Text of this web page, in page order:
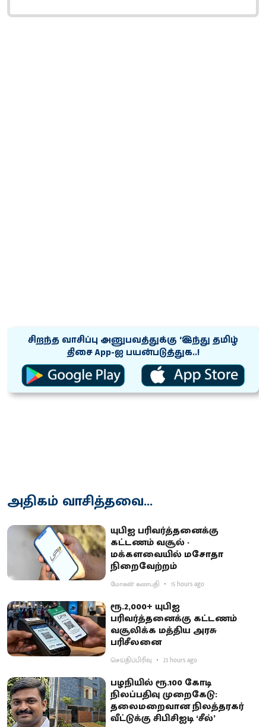
சிறந்த வாசிப்பு அனுபவத்துக்கு ‘இந்து தமிழ்
திசை App-ஐ பயன்படுத்துக..!
அதிகம் வாசித்தவை...
யுபிஐ பரிவர்த்தனைக்கு
கட்டணம் வசூல் -
மக்களவையில் மசோதா
நிறைவேற்றம்
மோகன் கணபதி 15 hours ago
ரூ.2,000+ யுபிஐ
பரிவர்த்தனைக்கு கட்டணம்
வசூலிக்க மத்திய அரசு
பரிசீலனை
செய்திப்பிரிவு 23 hours ago
பழநியில் ரூ.100 கோடி
நிலப்பதிவு முறைகேடு:
தலைமறைவான நிலத்தரகர்
வீட்டுக்கு சிபிசிஐடி ‘சீல்’